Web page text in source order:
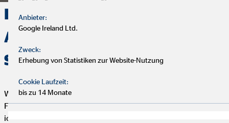
Deine Finanzen, Dein Weg:
Analyse, Beratung und
Service
Wir starten mit einem entspannten Analysegespräch, um deine
Finanzen und Ziele kennenzulernen. Anschließend präsentiere
ich dir maßgeschneiderte Finanzlösungen.
Anbieter:
Google Ireland Ltd.
Zweck:
Erhebung von Statistiken zur Website-Nutzung
Cookie Laufzeit:
bis zu 14 Monate